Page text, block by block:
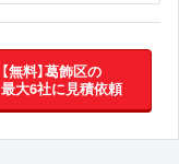
【無料】葛飾区の
最大6社に見積依頼